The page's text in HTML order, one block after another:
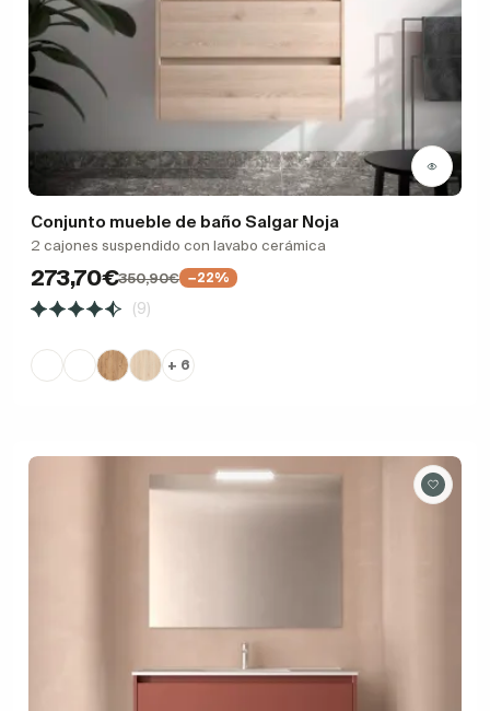
Conjunto mueble de baño Salgar Noja
2 cajones suspendido con lavabo cerámica
273,70€350,90€ −22%
(9)
+ 6